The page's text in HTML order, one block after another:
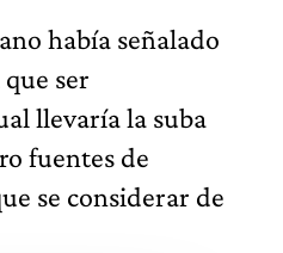
había señalado
ser
llevaría la suba
fuentes de
se considerar de